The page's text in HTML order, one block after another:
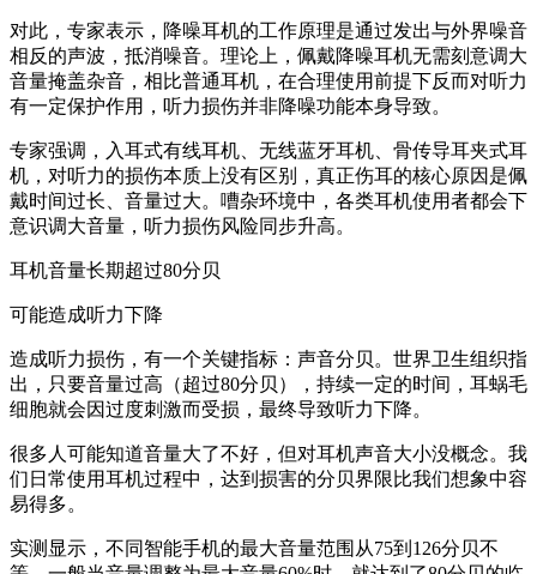
对此，专家表示，降噪耳机的工作原理是通过发出与外界噪音
相反的声波，抵消噪音。理论上，佩戴降噪耳机无需刻意调大
音量掩盖杂音，相比普通耳机，在合理使用前提下反而对听力
有一定保护作用，听力损伤并非降噪功能本身导致。
专家强调，入耳式有线耳机、无线蓝牙耳机、骨传导耳夹式耳
机，对听力的损伤本质上没有区别，真正伤耳的核心原因是佩
戴时间过长、音量过大。嘈杂环境中，各类耳机使用者都会下
意识调大音量，听力损伤风险同步升高。
耳机音量长期超过80分贝
可能造成听力下降
造成听力损伤，有一个关键指标：声音分贝。世界卫生组织指
出，只要音量过高（超过80分贝），持续一定的时间，耳蜗毛
细胞就会因过度刺激而受损，最终导致听力下降。
很多人可能知道音量大了不好，但对耳机声音大小没概念。我
们日常使用耳机过程中，达到损害的分贝界限比我们想象中容
易得多。
实测显示，不同智能手机的最大音量范围从75到126分贝不